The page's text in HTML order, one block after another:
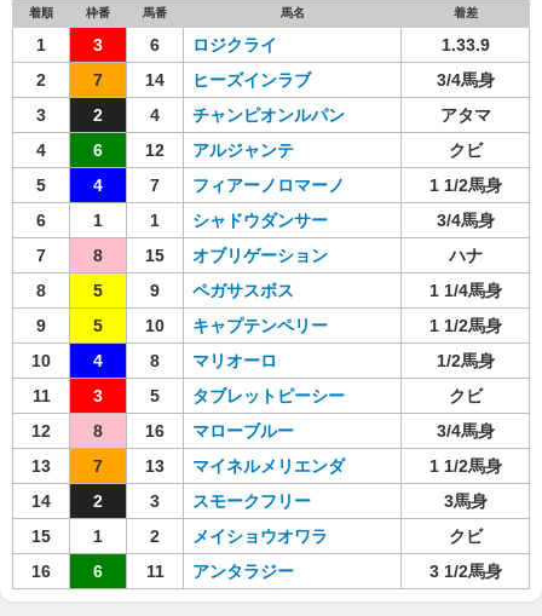
着順 枠番 馬番 馬名 着差
1 3 6 ロジクライ
1.33.9
2
7 14 ヒーズインラブ
3/4馬身
3
2 4 チャンピオンルパン
アタマ
4
6 12 アルジャンテ
クビ
5
4 7 フィアーノロマーノ
1 1/2馬身
6
1 1 シャドウダンサー
3/4馬身
7
8 15 オブリゲーション
ハナ
8
5 9 ペガサスボス
1 1/4馬身
9
5 10 キャプテンペリー
1 1/2馬身
10
4 8 マリオーロ
1/2馬身
11
3 5 タブレットピーシー
クビ
12
8 16 マローブルー
3/4馬身
13
7 13 マイネルメリエンダ
1 1/2馬身
14
2 3 スモークフリー
3馬身
15
1 2 メイショウオワラ
クビ
16
6 11 アンタラジー 3 1/2馬身